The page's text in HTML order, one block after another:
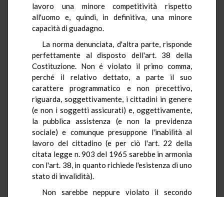
lavoro una minore competitività rispetto
all'uomo e, quindi, in definitiva, una minore
capacità di guadagno.
La norma denunciata, d'altra parte, risponde
perfettamente al disposto dell'art. 38 della
Costituzione. Non é violato il primo comma,
perché il relativo dettato, a parte il suo
carattere programmatico e non precettivo,
riguarda, soggettivamente, i cittadini in genere
(e non i soggetti assicurati) e, oggettivamente,
la pubblica assistenza (e non la previdenza
sociale) e comunque presuppone l'inabilità al
lavoro del cittadino (e per ciò l'art. 22 della
citata legge n. 903 del 1965 sarebbe in armonia
con l'art. 38, in quanto richiede l'esistenza di uno
stato di invalidità).
Non sarebbe neppure violato il secondo